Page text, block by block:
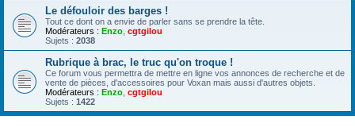
Le défouloir des barges !
Tout ce dont on a envie de parler sans se prendre la tête.
Modérateurs : Enzo cgtgilou
Sujets : 2038
Rubrique à brac, le truc qu'on troque !
Ce forum vous permettra de mettre en ligne vos annonces de recherche et de
vente de pièces, d'accessoires pour Voxan mais aussi d'autres objets.
Modérateurs : Enzo cgtgilou
Sujets : 1422